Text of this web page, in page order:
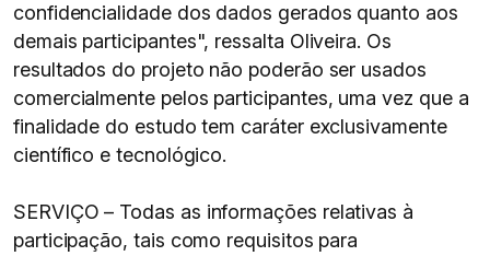
confidencialidade dos dados gerados quanto aos
demais participantes", ressalta Oliveira. Os
resultados do projeto não poderão ser usados
comercialmente pelos participantes, uma vez que a
finalidade do estudo tem caráter exclusivamente
científico e tecnológico.
SERVIÇO – Todas as informações relativas à
participação, tais como requisitos para